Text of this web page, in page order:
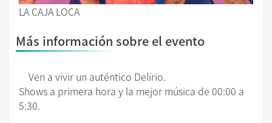
LA CAJA LOCA
Más información sobre el evento
Ven a vivir un auténtico Delirio.
Shows a primera hora y la mejor música de 00:00 a
5:30.